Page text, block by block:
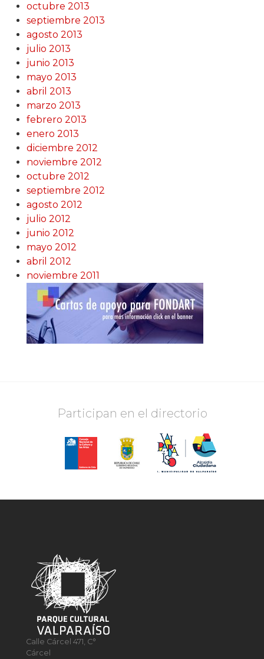
octubre 2013
septiembre 2013
agosto 2013
julio 2013
junio 2013
mayo 2013
abril 2013
marzo 2013
febrero 2013
enero 2013
diciembre 2012
noviembre 2012
octubre 2012
septiembre 2012
agosto 2012
julio 2012
junio 2012
mayo 2012
abril 2012
noviembre 2011
Participan en el directorio
Calle Cárcel 471, C°
Cárcel